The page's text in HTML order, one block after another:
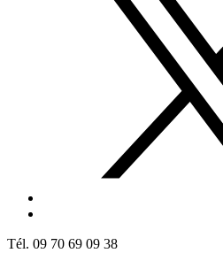
Tél. 09 70 69 09 38